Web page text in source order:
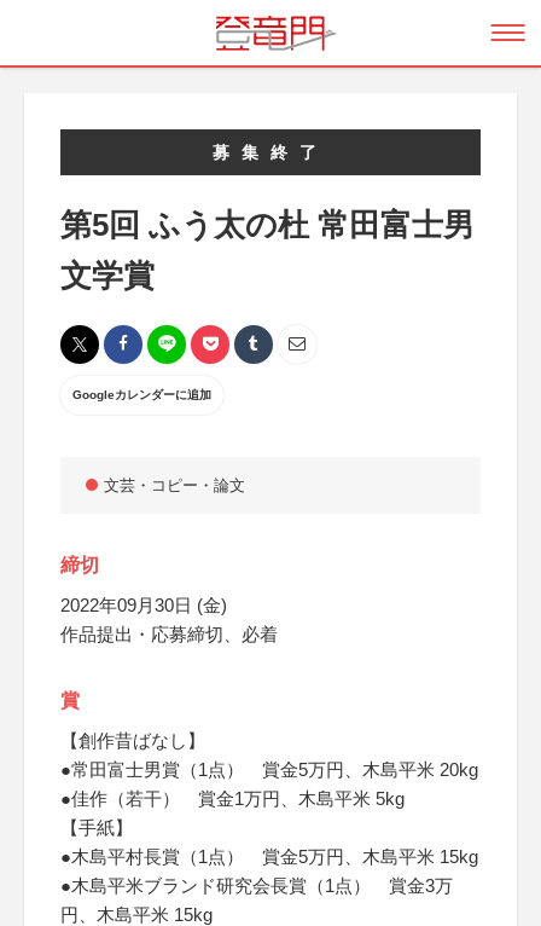
募集終了
第5回 ふう太の杜 常田富士男
文学賞
Googleカレンダーに追加
文芸・コピー・論文
締切
2022年09月30日 (金)
作品提出・応募締切、必着
賞
【創作昔ばなし】
●常田富士男賞（1点） 賞金5万円、木島平米 20kg
●佳作（若干） 賞金1万円、木島平米 5kg
【手紙】
●木島平村長賞（1点） 賞金5万円、木島平米 15kg
●木島平米ブランド研究会長賞（1点） 賞金3万
円、木島平米 15kg